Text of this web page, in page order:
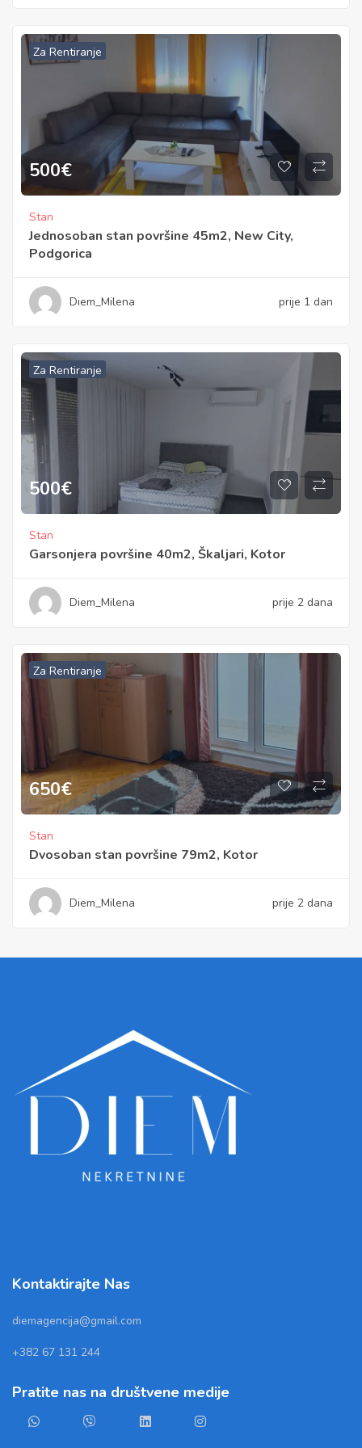
Za Rentiranje
500€
Stan
Jednosoban stan površine 45m2, New City,
Podgorica
Diem_Milena prije 1 dan
Za Rentiranje
500€
Stan
Garsonjera površine 40m2, Škaljari, Kotor
Diem_Milena prije 2 dana
Za Rentiranje
650€
Stan
Dvosoban stan površine 79m2, Kotor
Diem_Milena prije 2 dana
Kontaktirajte Nas
diemagencija@gmail.com
+382 67 131 244
Pratite nas na društvene medije